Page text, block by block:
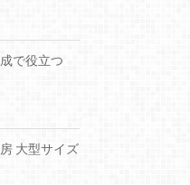
で役立つ
大型サイズ